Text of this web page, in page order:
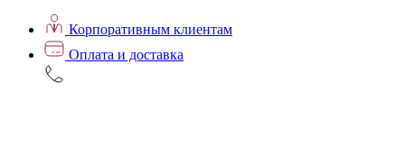
Корпоративным клиентам
Оплата и доставка